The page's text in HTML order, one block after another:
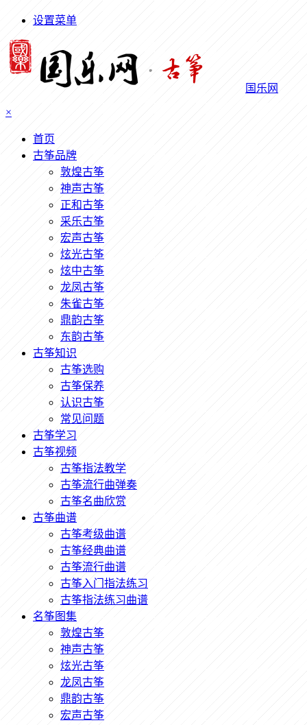
设置菜单
国乐网
×
首页
古筝品牌
敦煌古筝
神声古筝
正和古筝
采乐古筝
宏声古筝
炫光古筝
炫中古筝
龙凤古筝
朱雀古筝
鼎韵古筝
东韵古筝
古筝知识
古筝选购
古筝保养
认识古筝
常见问题
古筝学习
古筝视频
古筝指法教学
古筝流行曲弹奏
古筝名曲欣赏
古筝曲谱
古筝考级曲谱
古筝经典曲谱
古筝流行曲谱
古筝入门指法练习
古筝指法练习曲谱
名筝图集
敦煌古筝
神声古筝
炫光古筝
龙凤古筝
鼎韵古筝
宏声古筝